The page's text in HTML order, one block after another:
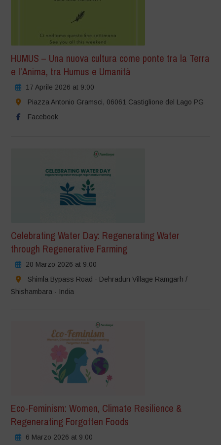
HUMUS – Una nuova cultura come ponte tra la Terra
e l’Anima, tra Humus e Umanità
17 Aprile 2026 at 9:00
Piazza Antonio Gramsci, 06061 Castiglione del Lago PG
Facebook
Celebrating Water Day: Regenerating Water
through Regenerative Farming
20 Marzo 2026 at 9:00
Shimla Bypass Road - Dehradun Village Ramgarh /
Shishambara - India
Eco-Feminism: Women, Climate Resilience &
Regenerating Forgotten Foods
6 Marzo 2026 at 9:00